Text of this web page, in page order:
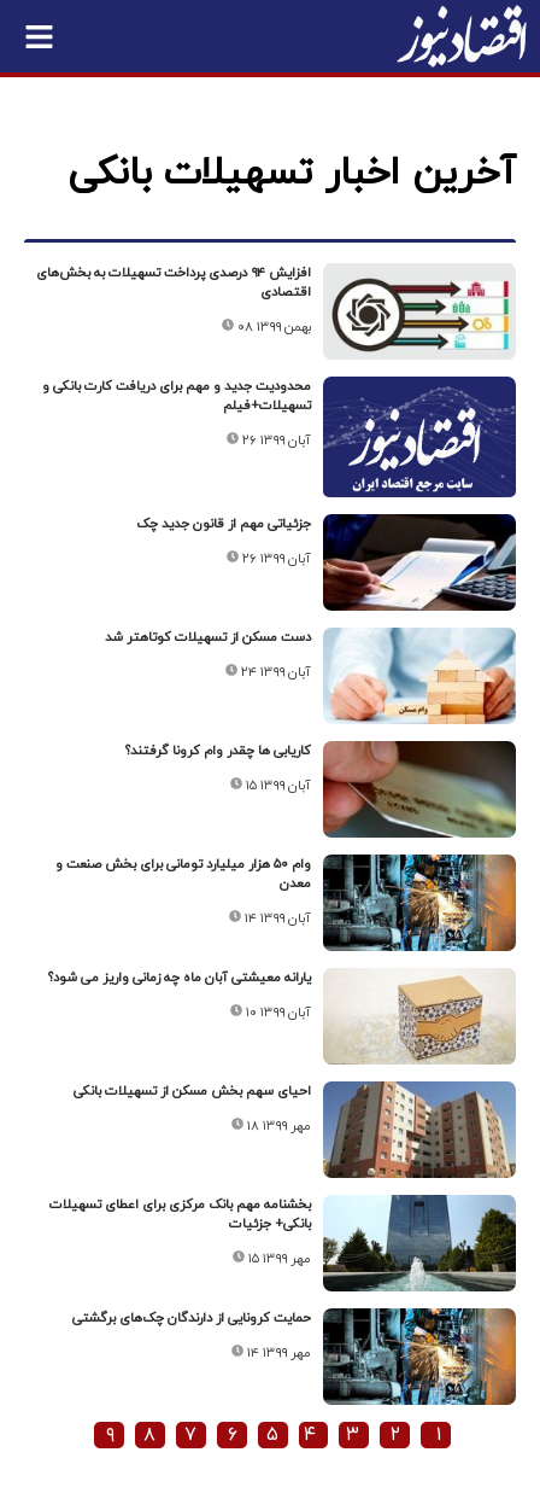
آخرین اخبار تسهیلات بانکی
افزایش ۹۴ درصدی پرداخت تسهیلات به بخش‌های
اقتصادی
۰۸ بهمن ۱۳۹۹
محدودیت جدید و مهم برای دریافت کارت بانکی و
تسهیلات+فیلم
۲۶ آبان ۱۳۹۹
جزئیاتی مهم از قانون جدید چک
۲۶ آبان ۱۳۹۹
دست مسکن از تسهیلات کوتاهتر شد
۲۴ آبان ۱۳۹۹
کاریابی ها چقدر وام کرونا گرفتند؟
۱۵ آبان ۱۳۹۹
وام ۵۰ هزار میلیارد تومانی برای بخش صنعت و
معدن
۱۴ آبان ۱۳۹۹
یارانه معیشتی آبان ماه چه زمانی واریز می شود؟
۱۰ آبان ۱۳۹۹
احیای سهم بخش مسکن از تسهیلات بانکی
۱۸ مهر ۱۳۹۹
بخشنامه مهم بانک مرکزی برای اعطای تسهیلات
بانکی+ جزئیات
۱۵ مهر ۱۳۹۹
حمایت کرونایی از دارندگان چک‌های برگشتی
۱۴ مهر ۱۳۹۹
۱ ۲ ۳ ۴ ۵ ۶ ۷ ۸ ۹